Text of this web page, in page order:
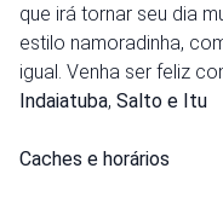
que irá tornar seu dia
estilo namoradinha,
igual. Venha ser feliz
Indaiatuba, Salto e Itu
Caches e horários